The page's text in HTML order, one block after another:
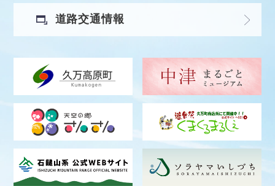
道路交通情報